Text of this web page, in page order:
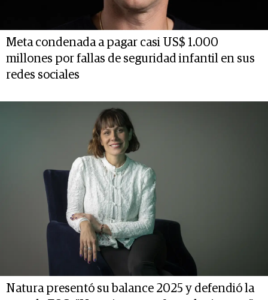
Meta condenada a pagar casi US$ 1.000
millones por fallas de seguridad infantil en sus
redes sociales
Natura presentó su balance 2025 y defendió la